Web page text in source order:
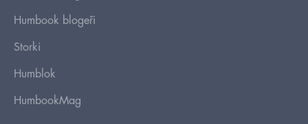
Humbook blogeři
Storki
Humblok
HumbookMag